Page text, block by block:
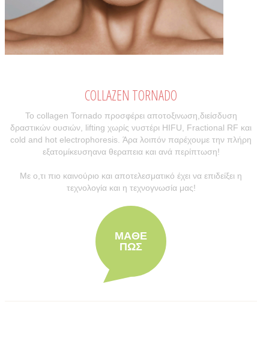
COLLAZEN TORNADO
Το collagen Tornado προσφέρει αποτοξινωση,διείσδυση
δραστικών ουσιών, lifting χωρίς νυστέρι HIFU, Fractional RF και
cold and hot electrophoresis. Άρα λοιπόν παρέχουμε την πλήρη
εξατομίκευσηανα θεραπεια και ανά περίπτωση!
Με ο,τι πιο καινούριο και αποτελεσματικό έχει να επιδείξει η
τεχνολογία και η τεχνογνωσία μας!
ΜΑΘΕ
ΠΩΣ